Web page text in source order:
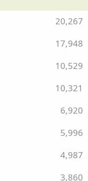
20,267
17,948
10,529
10,321
6,920
5,996
4,987
3,860